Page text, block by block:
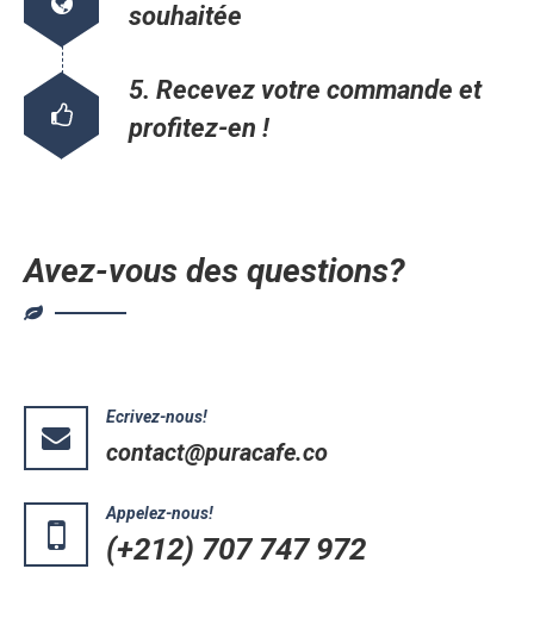
souhaitée
5. Recevez votre commande et
profitez-en !
Avez-vous des questions?
Ecrivez-nous!
contact@puracafe.co
Appelez-nous!
(+212) 707 747 972